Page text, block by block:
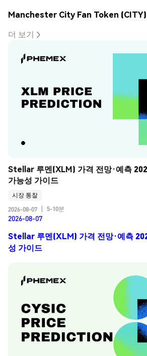
Manchester City Fan Token (CITY)
더 보기
Stellar 루멘(XLM) 가격 전망·예측
가능성 가이드
시장 통찰
2026-08-07
5-10분
2026-08-07
Stellar 루멘(XLM) 가격 전망·예측
성 가이드